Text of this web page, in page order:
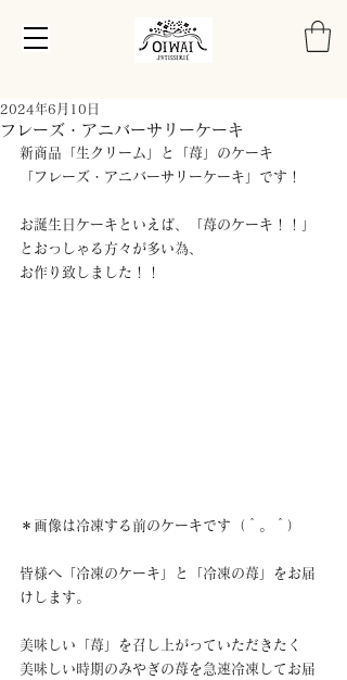
フレーズ・アニバーサリーケーキ
2024年6月10日
新商品「生クリーム」と「苺」のケーキ
「フレーズ・アニバーサリーケーキ」です！
お誕生日ケーキといえば、「苺のケーキ！！」
とおっしゃる方々が多い為、
お作り致しました！！
＊画像は冷凍する前のケーキです（＾。＾）
皆様へ「冷凍のケーキ」と「冷凍の苺」をお届
けします。
美味しい「苺」を召し上がっていただきたく
美味しい時期のみやぎの苺を急速冷凍してお届